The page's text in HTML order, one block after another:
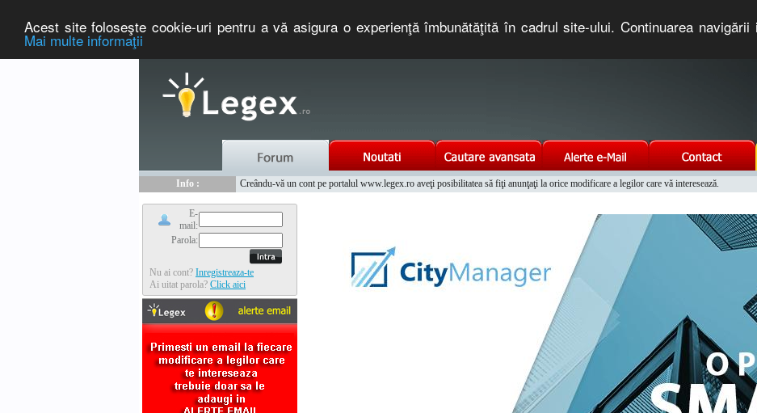
Acest site foloseşte cookie-uri pentru a vă asigura o experienţă îmbunătăţită în cadrul site-ului. Continuarea navigării
Mai multe informaţii
Info :
Creându-vă un cont pe portalul www.legex.ro aveţi posibilitatea să fiţi anunţaţi la orice modificare a legilor care vă interesează.
E-
mail:
Parola:
Nu ai cont? Inregistreaza-te
Ai uitat parola? Click aici